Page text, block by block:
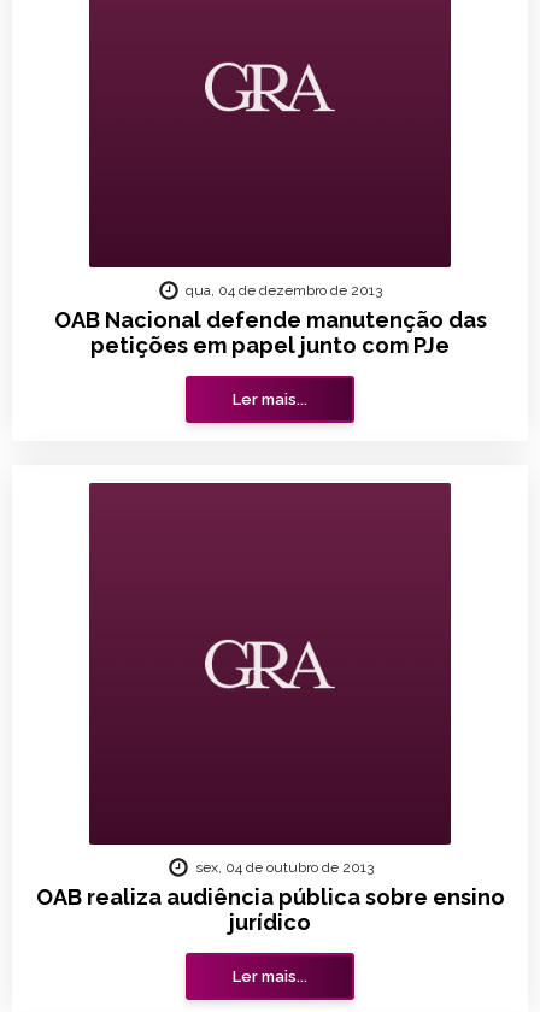
OAB Nacional defende manutenção das
petições em papel junto com PJe
qua, 04 de dezembro de 2013
Ler mais...
OAB realiza audiência pública sobre ensino
jurídico
sex, 04 de outubro de 2013
Ler mais...